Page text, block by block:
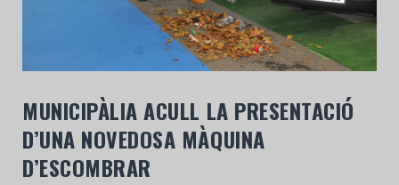
MUNICIPÀLIA ACULL LA PRESENTACIÓ
D’UNA NOVEDOSA MÀQUINA
D’ESCOMBRAR